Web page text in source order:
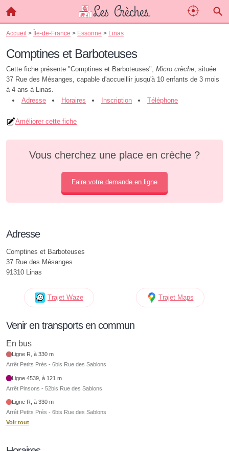
Accueil > Île-de-France > Essonne > Linas
Comptines et Barboteuses
Cette fiche présente "Comptines et Barboteuses", Micro crèche, située
37 Rue des Mésanges, capable d'accueillir jusqu'à 10 enfants de 3 mois
à 4 ans à Linas.
Adresse
Horaires Inscription Téléphone
Améliorer cette fiche
Vous cherchez une place en crèche ?
Faire votre demande en ligne
Adresse
Comptines et Barboteuses
37 Rue des Mésanges
91310 Linas
Trajet Waze Trajet Maps
Venir en transports en commun
En bus
Ligne R, à 330 m
Arrêt Petits Prés - 6bis Rue des Sablons
Ligne 4539, à 121 m
Arrêt Pinsons - 52bis Rue des Sablons
Ligne R, à 330 m
Arrêt Petits Prés - 6bis Rue des Sablons
Voir tout